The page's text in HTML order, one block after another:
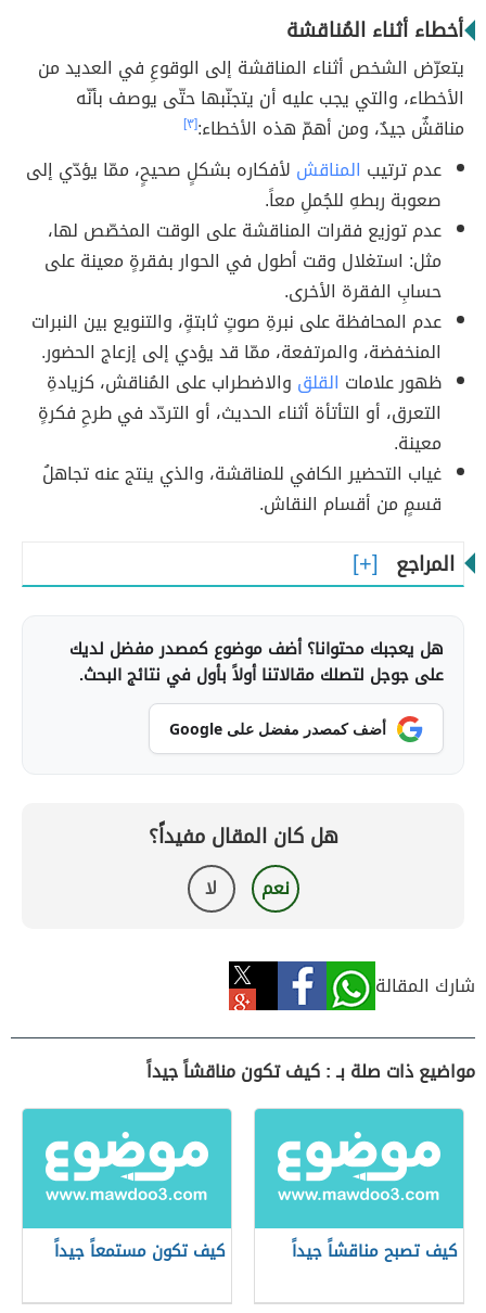
أخطاء أثناء المُناقشة
يتعرّض الشخص أثناء المناقشة إلى الوقوعِ في العديد من
الأخطاء، والتي يجب عليه أن يتجنّبها حتّى يوصف بأنّه
مناقشٌ جيدٌ، ومن أهمّ هذه الأخطاء:[٣]
عدم ترتيب المناقش لأفكاره بشكلٍ صحيحٍ، ممّا يؤدّي إلى
صعوبة ربطهِ للجُملِ معاً.
عدم توزيع فقرات المناقشة على الوقت المخصّص لها،
مثل: استغلال وقت أطول في الحوار بفقرةٍ معينة على
حسابِ الفقرة الأخرى.
عدم المحافظة على نبرةِ صوتٍ ثابتةٍ، والتنويع بين النبرات
المنخفضة، والمرتفعة، ممّا قد يؤدي إلى إزعاج الحضور.
ظهور علامات القلق والاضطراب على المُناقش، كزيادةِ
التعرق، أو التأتأة أثناء الحديث، أو التردّد في طرحِ فكرةٍ
معينة.
غياب التحضير الكافي للمناقشة، والذي ينتج عنه تجاهلُ
قسمٍ من أقسام النقاش.
المراجع
هل يعجبك محتوانا؟ أضف موضوع كمصدر مفضل لديك
على جوجل لتصلك مقالاتنا أولاً بأول في نتائج البحث.
أضف كمصدر مفضل على Google
هل كان المقال مفيداً؟
نعم لا
شارك المقالة
مواضيع ذات صلة بـ : كيف تكون مناقشاً جيداً
كيف تصبح مناقشاً جيداً كيف تكون مستمعاً جيداً